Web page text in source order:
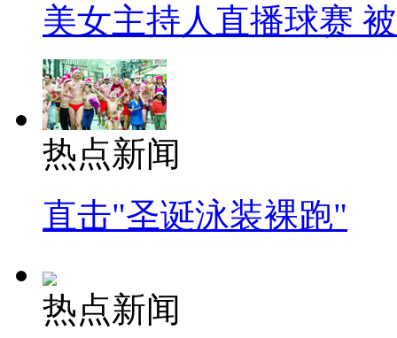
美女主持人直播球赛
热点新闻
直击"圣诞泳装裸跑"
热点新闻